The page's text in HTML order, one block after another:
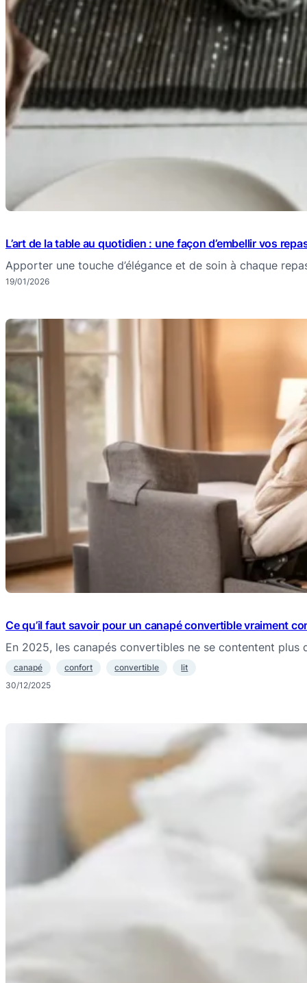
L’art de la table au quotidien : une façon d’embellir vos
Apporter une touche d’élégance et de soin à chaque
19/01/2026
Ce qu’il faut savoir pour un canapé convertible vraiment
En 2025, les canapés convertibles ne se contentent plus
canapé confort convertible
lit
30/12/2025